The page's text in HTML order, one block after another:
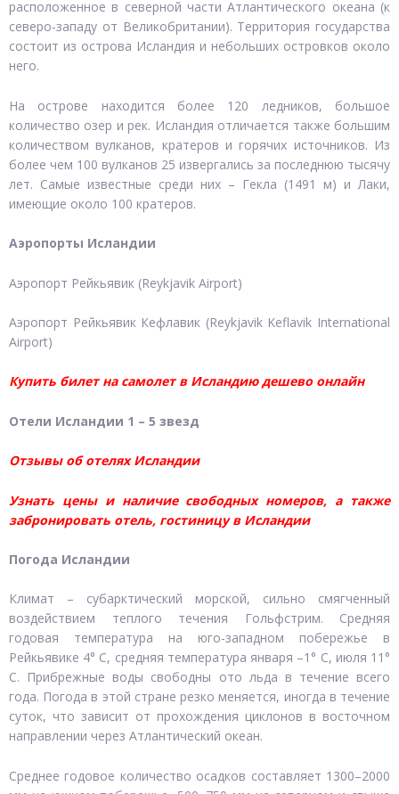
расположенное в северной части Атлантического океана (к
северо-западу от Великобритании). Территория государства
состоит из острова Исландия и небольших островков около
него.
На острове находится более 120 ледников, большое
количество озер и рек. Исландия отличается также большим
количеством вулканов, кратеров и горячих источников. Из
более чем 100 вулканов 25 извергались за последнюю тысячу
лет. Самые известные среди них – Гекла (1491 м) и Лаки,
имеющие около 100 кратеров.
Аэропорты Исландии
Аэропорт Рейкьявик (Reykjavik Airport)
Аэропорт Рейкьявик Кефлавик (Reykjavik Keflavik International
Airport)
Купить билет на самолет в Исландию дешево онлайн
Отели Исландии 1 – 5 звезд
Отзывы об отелях Исландии
Узнать цены и наличие свободных номеров, а также
забронировать отель, гостиницу в Исландии
Погода Исландии
Климат – субарктический морской, сильно смягченный
воздействием теплого течения Гольфстрим. Средняя
годовая температура на юго-западном побережье в
Рейкьявике 4° С, средняя температура января –1° С, июля 11°
С. Прибрежные воды свободны ото льда в течение всего
года. Погода в этой стране резко меняется, иногда в течение
суток, что зависит от прохождения циклонов в восточном
направлении через Атлантический океан.
Среднее годовое количество осадков составляет 1300–2000